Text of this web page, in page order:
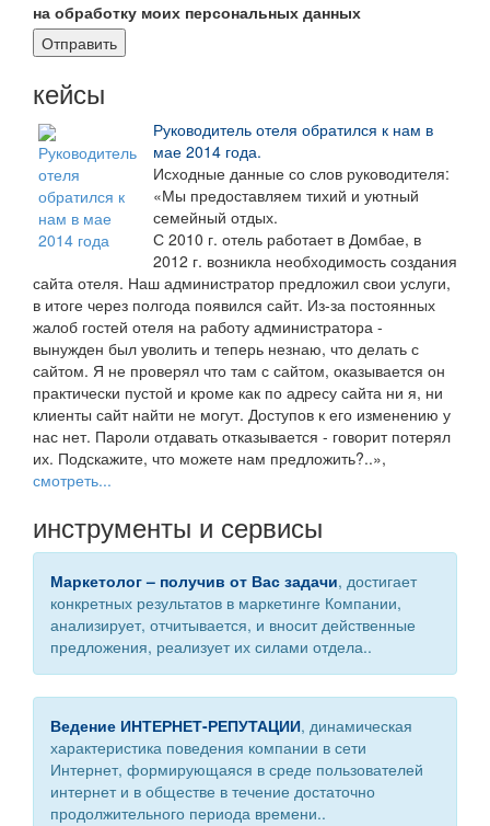
на обработку моих персональных данных
кейсы
Руководитель отеля обратился к нам в
мае 2014 года.
Исходные данные со слов руководителя:
«Мы предоставляем тихий и уютный
семейный отдых.
С 2010 г. отель работает в Домбае, в
2012 г. возникла необходимость создания
сайта отеля. Наш администратор предложил свои услуги,
в итоге через полгода появился сайт. Из-за постоянных
жалоб гостей отеля на работу администратора -
вынужден был уволить и теперь незнаю, что делать с
сайтом. Я не проверял что там с сайтом, оказывается он
практически пустой и кроме как по адресу сайта ни я, ни
клиенты сайт найти не могут. Доступов к его изменению у
нас нет. Пароли отдавать отказывается - говорит потерял
их. Подскажите, что можете нам предложить?..»,
смотреть...
инструменты и сервисы
Маркетолог – получив от Вас задачи, достигает
конкретных результатов в маркетинге Компании,
анализирует, отчитывается, и вносит действенные
предложения, реализует их силами отдела..
Ведение ИНТЕРНЕТ-РЕПУТАЦИИ, динамическая
характеристика поведения компании в сети
Интернет, формирующаяся в среде пользователей
интернет и в обществе в течение достаточно
продолжительного периода времени..